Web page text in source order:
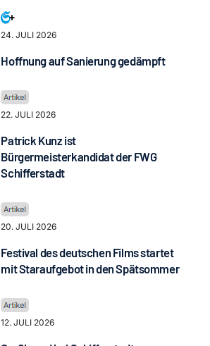
24. JULI 2026
Hoffnung auf Sanierung gedämpft
22. JULI 2026
Patrick Kunz ist
Bürgermeisterkandidat der FWG
Schifferstadt
20. JULI 2026
Festival des deutschen Films startet
mit Staraufgebot in den Spätsommer
12. JULI 2026